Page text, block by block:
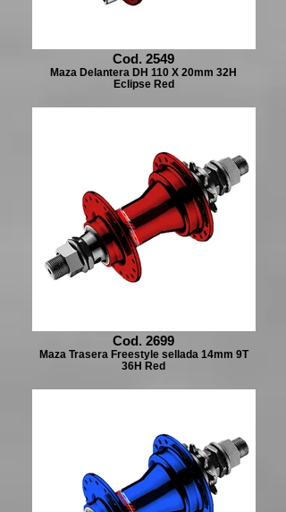
Cod. 2549
Maza Delantera DH 110 X 20mm 32H
Eclipse Red
Cod. 2699
Maza Trasera Freestyle sellada 14mm 9T
36H Red